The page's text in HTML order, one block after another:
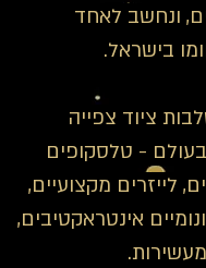
ונחשב לאחד
בישראל.
ציוד צפייה
- טלסקופים
לייזרים מקצועיים,
אינטראקטיבים,